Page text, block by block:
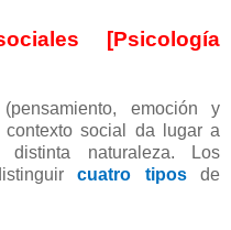
[Psicología
(pensamiento, emoción y
social da lugar a
distinta naturaleza. Los
cuatro tipos
de